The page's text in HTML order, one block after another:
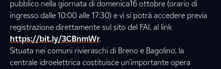
pubblico nella giornata di domenica16 ottobre (orario di
ingresso dalle 10:00 alle 17:30) e vi si potrà accedere previa
registrazione direttamente sul sito del FAI, al link
https://bit.ly/3CBnmWr.
Situata nei comuni rivieraschi di Breno e Bagolino, la
centrale idroelettrica costituisce un’importante opera